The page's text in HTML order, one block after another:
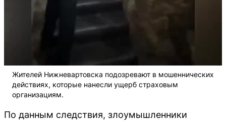
Жителей Нижневартовска подозревают в мошеннических
действиях, которые нанесли ущерб страховым
организациям.
По данным следствия, злоумышленники